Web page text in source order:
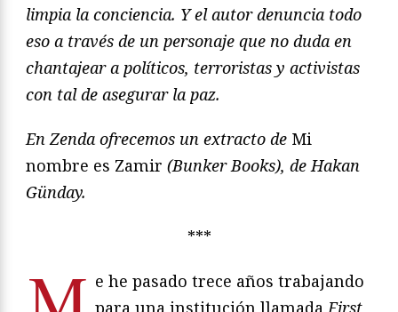
limpia la conciencia. Y el autor denuncia todo
eso a través de un personaje que no duda en
chantajear a políticos, terroristas y activistas
con tal de asegurar la paz.
En Zenda ofrecemos un extracto de Mi
nombre es Zamir (Bunker Books), de Hakan
Günday.
***
e he pasado trece años trabajando